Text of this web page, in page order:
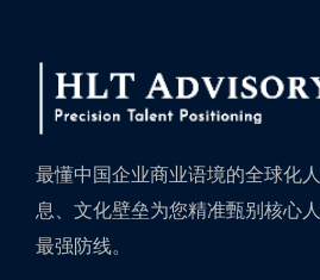
最懂中国企业商业语境的全球化
息、文化壁垒为您精准甄别核心
最强防线。